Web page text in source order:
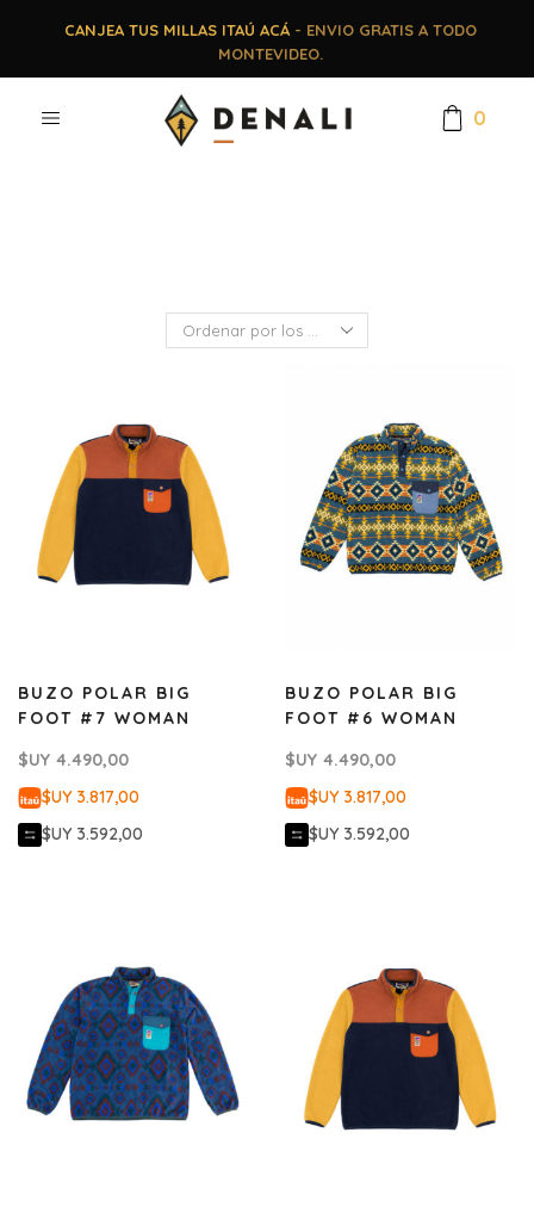
CANJEA TUS MILLAS ITAÚ ACÁ- ENVIO GRATIS A TODO
MONTEVIDEO.
0
BUZO POLAR BIG
FOOT #7 WOMAN
$UY 4.490,00
$UY 3.817,00
$UY 3.592,00
BUZO POLAR BIG
FOOT #6 WOMAN
$UY 4.490,00
$UY 3.817,00
$UY 3.592,00